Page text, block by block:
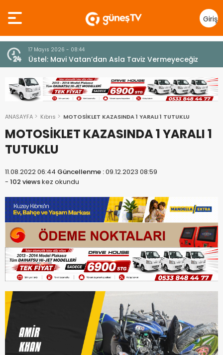
Giriş
Yap
7 Ağustos 2026 - 12:36
ÜSTEL: “ERENKÖY RUHU SONSUZA DEK YAŞAYACAK”
ANASAYFA Kıbrıs MOTOSİKLET KAZASINDA 1 YARALI 1 TUTUKLU
MOTOSİKLET KAZASINDA 1 YARALI 1
TUTUKLU
11.08.2022 06:44 Güncellenme :09.12.2023 08:59
- 102 viewskez okundu